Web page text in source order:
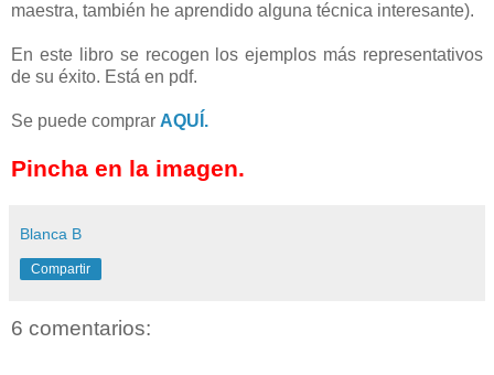
maestra, también he aprendido alguna técnica interesante).
En este libro se recogen los ejemplos más representativos
de su éxito. Está en pdf.
Se puede comprar AQUÍ.
Pincha en la imagen.
Blanca B
Compartir
6 comentarios: